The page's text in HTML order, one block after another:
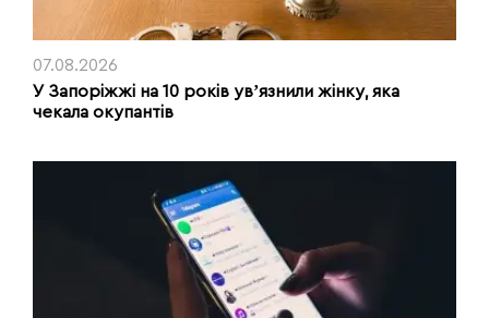
07.08.2026
У Запоріжжі на 10 років увʼязнили жінку, яка
чекала окупантів